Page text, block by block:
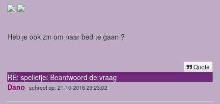
Heb je ook zin om naar bed te gaan ?
Quote
RE: spelletje: Beantwoord de vraag
Dano schreef op: 21-10-2016 23:23:02